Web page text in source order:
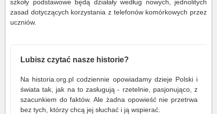
szkoły podstawowe będą działały według nowych, jednolitych
zasad dotyczących korzystania z telefonów komórkowych przez
uczniów.
Lubisz czytać nasze historie?
Na historia.org.pl codziennie opowiadamy dzieje Polski i
świata tak, jak na to zasługują - rzetelnie, pasjonująco, z
szacunkiem do faktów. Ale żadna opowieść nie przetrwa
bez tych, którzy chcą jej słuchać i ją wspierać.